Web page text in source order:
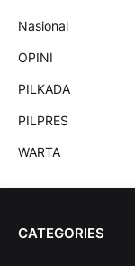
Nasional
OPINI
PILKADA
PILPRES
WARTA
CATEGORIES